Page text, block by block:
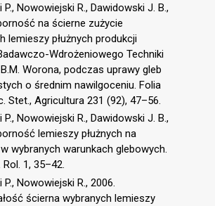
Nowowiejski R., Dawidowski J. B.,
na ścierne zużycie
lemieszy płużnych produkcji
Wdrożeniowego Techniki
Worona, podczas uprawy gleb
o średnim nawilgoceniu. Folia
Stet., Agricultura 231 (92), 47–56.
P., Nowowiejski R., Dawidowski J. B.,
lemieszy płużnych na
wybranych warunkach glebowych.
Rol. 1, 35–42.
Nowowiejski R., 2006.
ścierna wybranych lemieszy